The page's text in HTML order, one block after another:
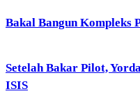
Bakal Bangun Kompleks
Setelah Bakar Pilot,
ISIS